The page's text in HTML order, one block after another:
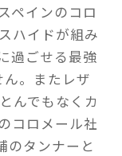
ペインのコロ
ハイドが組み
過ごせる最強
。またレザ
んでもなくカ
コロメール社
のタンナーと